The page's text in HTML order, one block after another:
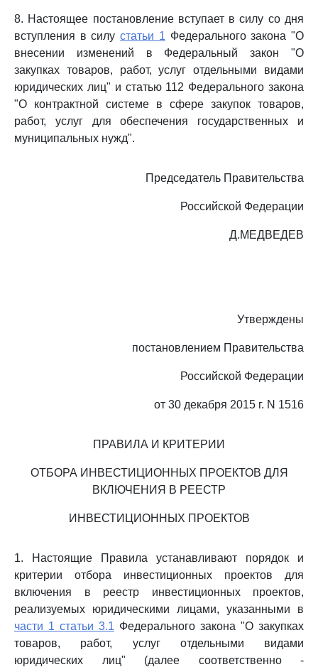
8. Настоящее постановление вступает в силу со дня
вступления в силустатьи 1 Федерального закона "О
внесении изменений в Федеральный закон "О
закупках товаров, работ, услуг отдельными видами
юридических лиц" и статью 112 Федерального закона
"О контрактной системе в сфере закупок товаров,
работ, услуг для обеспечения государственных и
муниципальных нужд".
Председатель Правительства
Российской Федерации
Д.МЕДВЕДЕВ
Утверждены
постановлением Правительства
Российской Федерации
от 30 декабря 2015 г. N 1516
ПРАВИЛА И КРИТЕРИИ
ОТБОРА ИНВЕСТИЦИОННЫХ ПРОЕКТОВ ДЛЯ
ВКЛЮЧЕНИЯ В РЕЕСТР
ИНВЕСТИЦИОННЫХ ПРОЕКТОВ
1. Настоящие Правила устанавливают порядок и
критерии отбора инвестиционных проектов для
включения в реестр инвестиционных проектов,
реализуемых юридическими лицами, указанными в
части 1 статьи 3.1 Федерального закона "О закупках
товаров, работ, услуг отдельными видами
юридических лиц" (далее соответственно -